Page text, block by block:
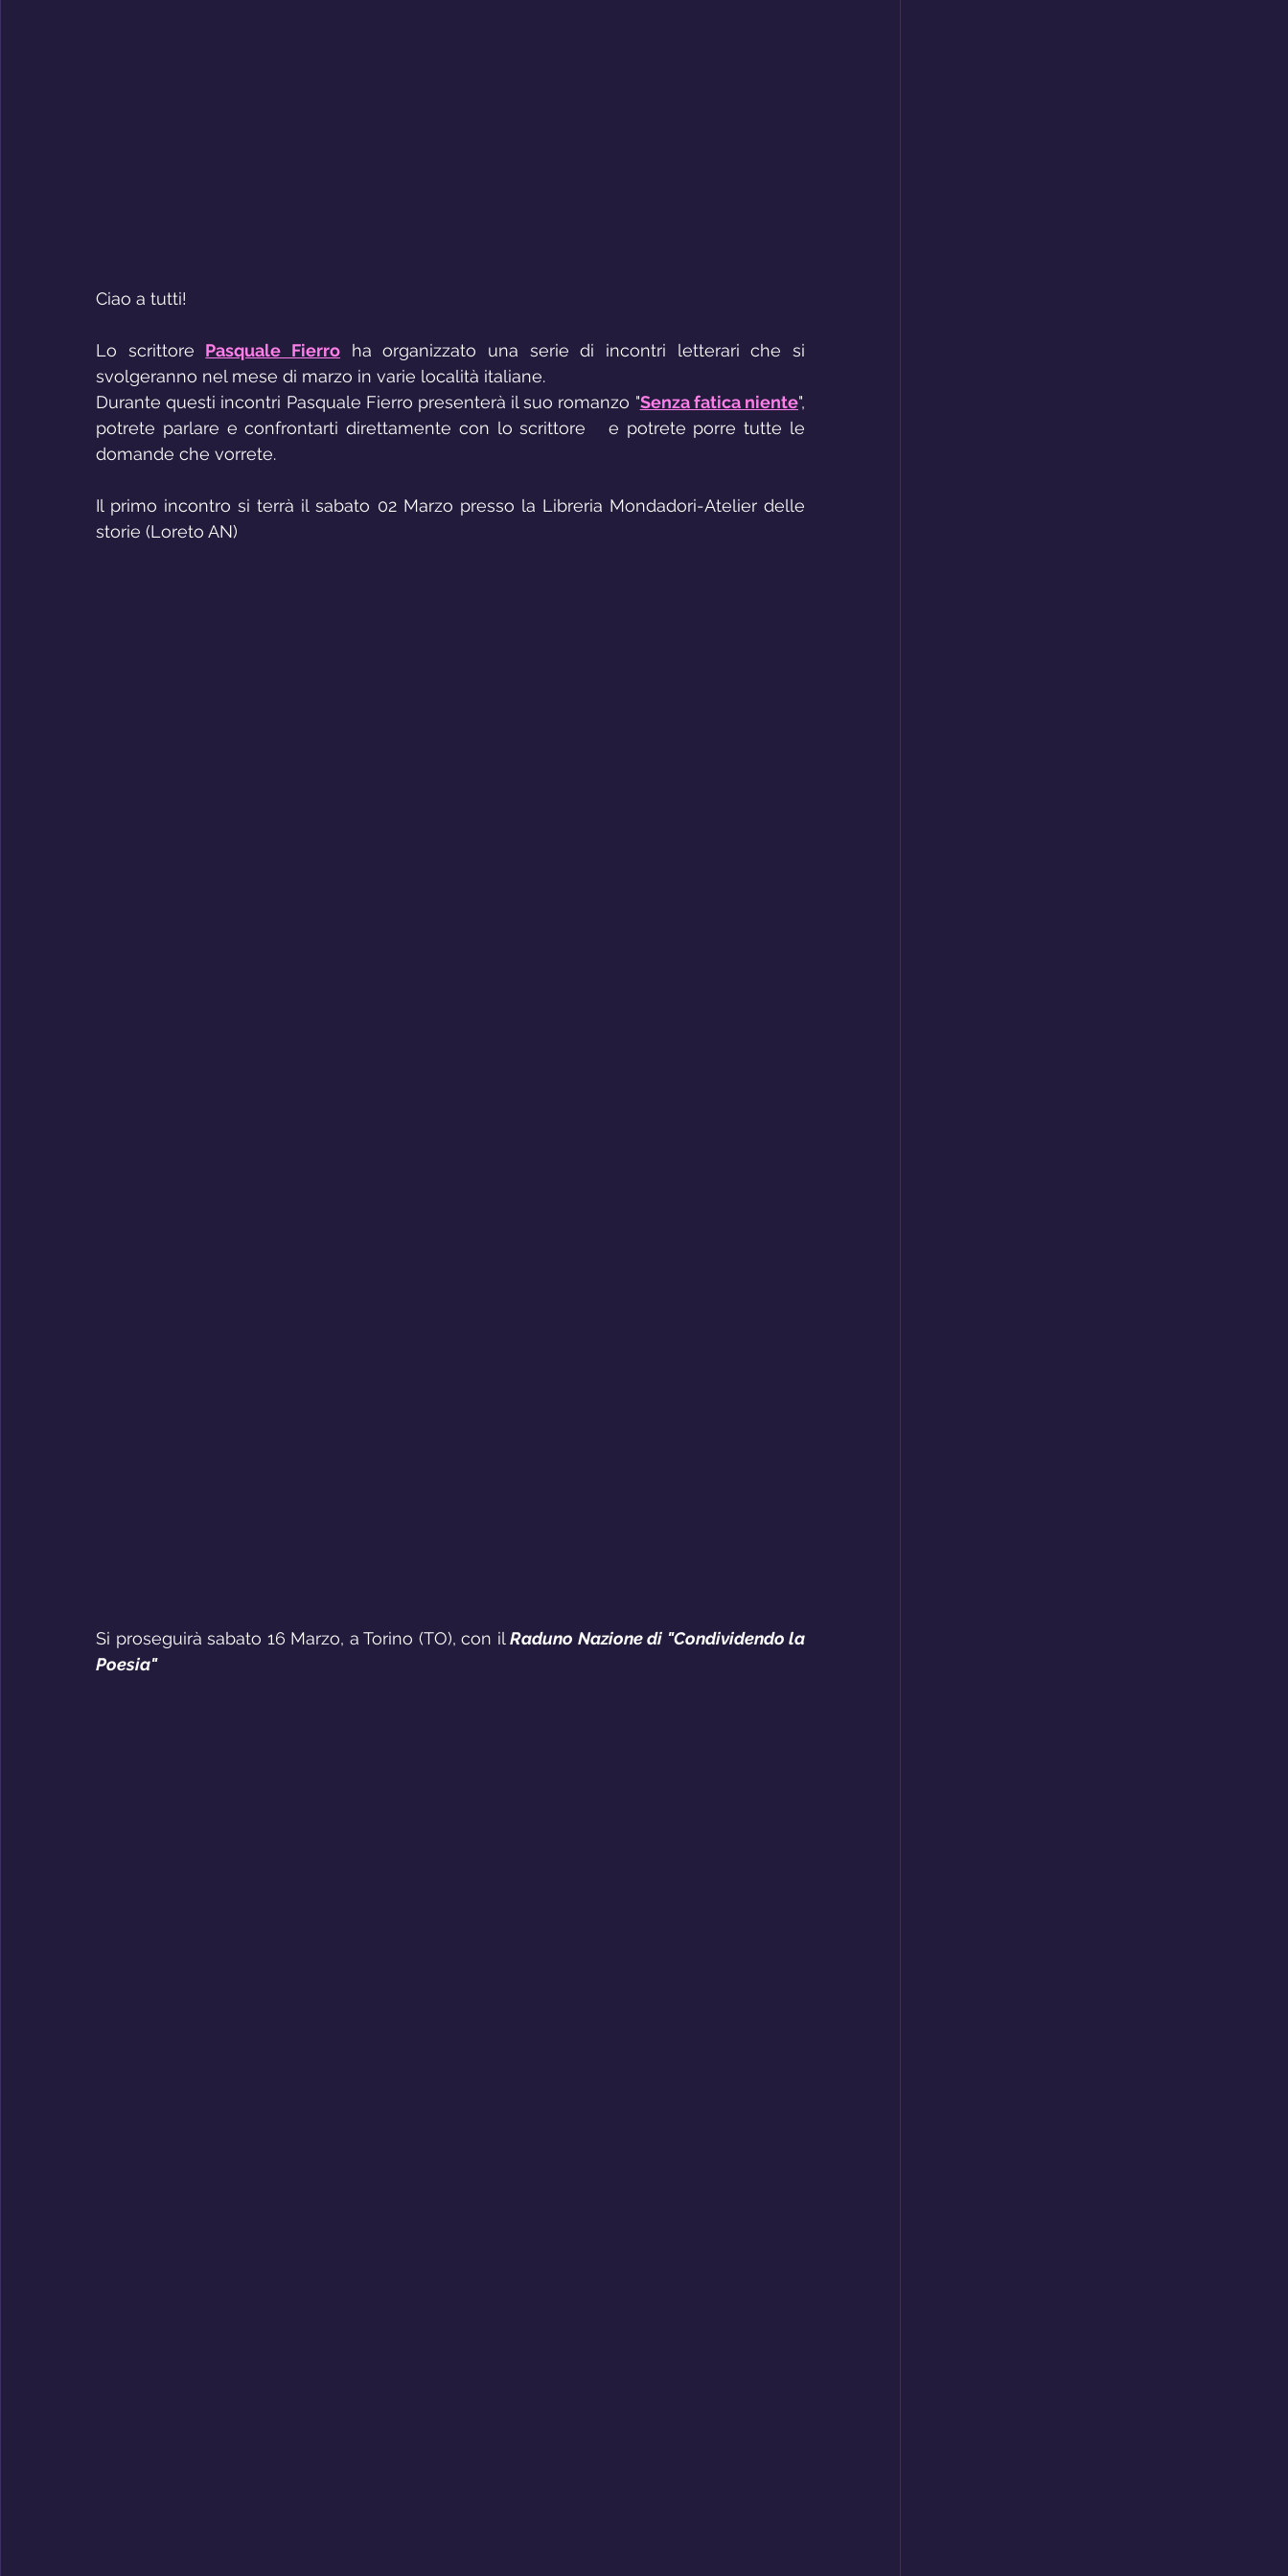
Ciao a tutti!
Lo scrittore Pasquale Fierro ha organizzato una serie di incontri letterari che si
svolgeranno nel mese di marzo in varie località italiane.
Durante questi incontri Pasquale Fierro presenterà il suo romanzo "Senza fatica niente",
potrete parlare e confrontarti direttamente con lo scrittore   e potrete porre tutte le
domande che vorrete.
Il primo incontro si terrà il sabato 02 Marzo presso la Libreria Mondadori-Atelier delle
storie (Loreto AN)
Si proseguirà sabato 16 Marzo, a Torino (TO), con il Raduno Nazione di "Condividendo la
Poesia"